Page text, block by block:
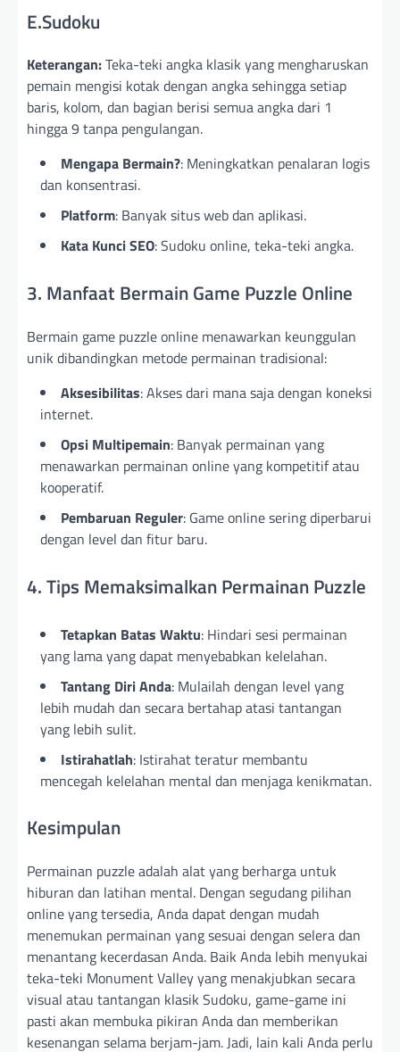
E.Sudoku
Keterangan:Teka-teki angka klasik yang mengharuskan
pemain mengisi kotak dengan angka sehingga setiap
baris, kolom, dan bagian berisi semua angka dari 1
hingga 9 tanpa pengulangan.
Mengapa Bermain?: Meningkatkan penalaran logis
dan konsentrasi.
Platform: Banyak situs web dan aplikasi.
Kata Kunci SEO: Sudoku online, teka-teki angka.
3. Manfaat Bermain Game Puzzle Online
Bermain game puzzle online menawarkan keunggulan
unik dibandingkan metode permainan tradisional:
Aksesibilitas: Akses dari mana saja dengan koneksi
internet.
Opsi Multipemain: Banyak permainan yang
menawarkan permainan online yang kompetitif atau
kooperatif.
Pembaruan Reguler: Game online sering diperbarui
dengan level dan fitur baru.
4. Tips Memaksimalkan Permainan Puzzle
Tetapkan Batas Waktu: Hindari sesi permainan
yang lama yang dapat menyebabkan kelelahan.
Tantang Diri Anda: Mulailah dengan level yang
lebih mudah dan secara bertahap atasi tantangan
yang lebih sulit.
Istirahatlah: Istirahat teratur membantu
mencegah kelelahan mental dan menjaga kenikmatan.
Kesimpulan
Permainan puzzle adalah alat yang berharga untuk
hiburan dan latihan mental. Dengan segudang pilihan
online yang tersedia, Anda dapat dengan mudah
menemukan permainan yang sesuai dengan selera dan
menantang kecerdasan Anda. Baik Anda lebih menyukai
teka-teki Monument Valley yang menakjubkan secara
visual atau tantangan klasik Sudoku, game-game ini
pasti akan membuka pikiran Anda dan memberikan
kesenangan selama berjam-jam. Jadi, lain kali Anda perlu